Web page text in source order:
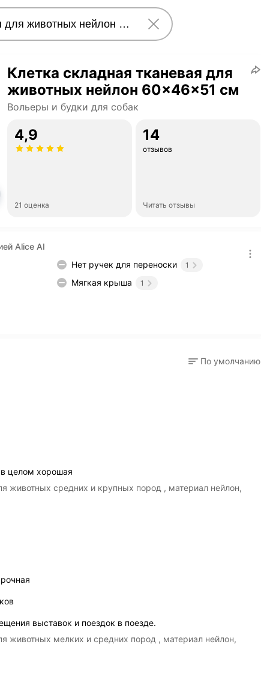
Клетка складная тканевая для
животных нейлон 60x46x51 см
Вольеры и будки для собак
4,9
21 оценка
14
отзывов
Читать отзывы
Alice AI
Нет ручек для переноски 1
Мягкая крыша 1
По умолчанию
в целом хорошая
животных средних и крупных пород , материал нейлон,
выставок и поездок в поезде.
животных мелких и средних пород , материал нейлон,